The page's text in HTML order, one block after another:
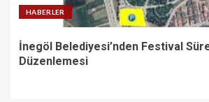
HABERLER
İnegöl Belediyesi’nden Festival
Düzenlemesi